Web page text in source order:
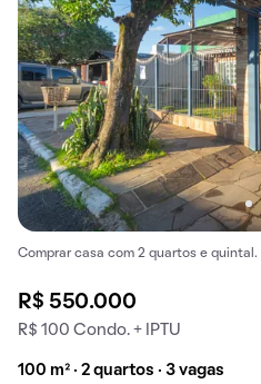
Comprar casa com 2 quartos e quintal.
R$ 550.000
R$ 100 Condo. + IPTU
100 m² · 2 quartos · 3 vagas